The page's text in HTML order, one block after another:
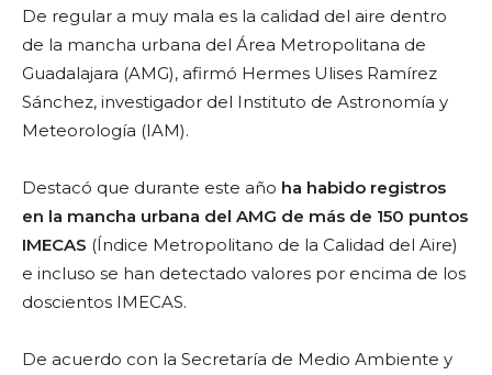
De regular a muy mala es la calidad del aire dentro
de la mancha urbana del Área Metropolitana de
Guadalajara (AMG), afirmó Hermes Ulises Ramírez
Sánchez, investigador del Instituto de Astronomía y
Meteorología (IAM).
Destacó que durante este año ha habido registros
en la mancha urbana del AMG de más de 150 puntos
IMECAS (Índice Metropolitano de la Calidad del Aire)
e incluso se han detectado valores por encima de los
doscientos IMECAS.
De acuerdo con la Secretaría de Medio Ambiente y